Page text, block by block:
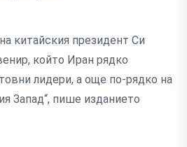
китайския президент Си
който Иран рядко
лидери, а още по-рядко на
Запад“, пише изданието